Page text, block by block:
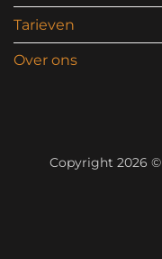
Tarieven
Over ons
Copyright 2026 ©